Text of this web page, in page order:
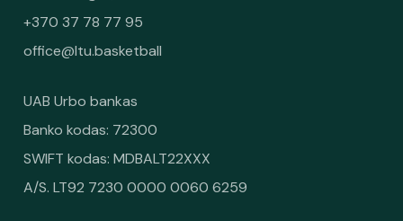
+370 37 78 77 95
office@ltu.basketball
UAB Urbo bankas
Banko kodas: 72300
SWIFT kodas: MDBALT22XXX
A/S. LT92 7230 0000 0060 6259